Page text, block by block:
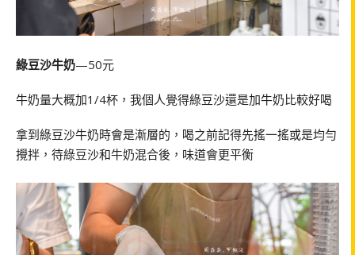
綠豆沙牛奶—50元
牛奶量大概加1/4杯，我個人覺得綠豆沙還是加牛奶比較好喝
拿到綠豆沙牛奶時會是漸層的，喝之前記得先搖一搖或是均勻
攪拌，待綠豆沙和牛奶混合後，味道會更平衡